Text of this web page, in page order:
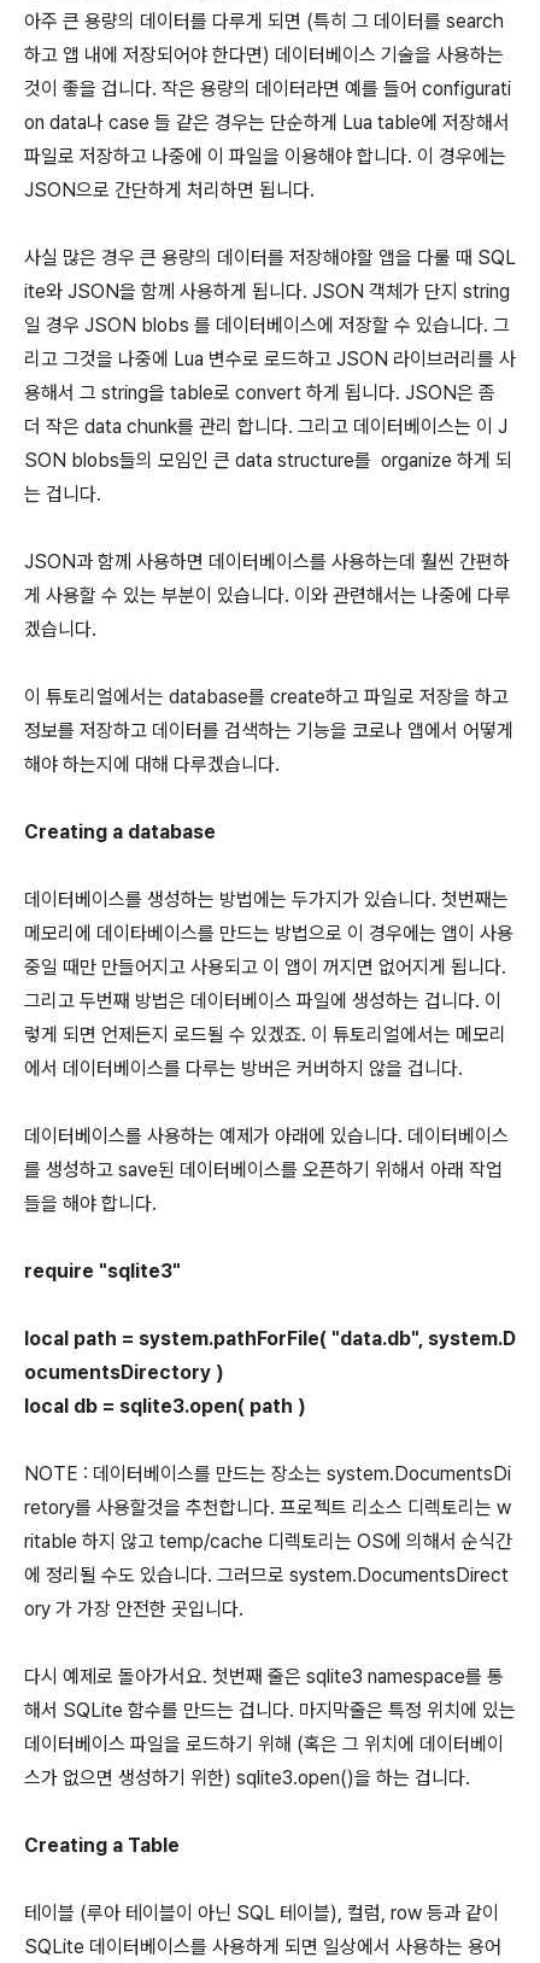
아주 큰 용량의 데이터를 다루게 되면 (특히 그 데이터를 search
하고 앱 내에 저장되어야 한다면) 데이터베이스 기술을 사용하는
것이 좋을 겁니다. 작은 용량의 데이터라면 예를 들어 configurati
on data나 case 들 같은 경우는 단순하게 Lua table에 저장해서
파일로 저장하고 나중에 이 파일을 이용해야 합니다. 이 경우에는
JSON으로 간단하게 처리하면 됩니다.
사실 많은 경우 큰 용량의 데이터를 저장해야할 앱을 다룰 때 SQL
ite와 JSON을 함께 사용하게 됩니다. JSON 객체가 단지 string
일 경우 JSON blobs 를 데이터베이스에 저장할 수 있습니다. 그
리고 그것을 나중에 Lua 변수로 로드하고 JSON 라이브러리를 사
용해서 그 string을 table로 convert 하게 됩니다. JSON은 좀
더 작은 data chunk를 관리 합니다. 그리고 데이터베이스는 이 J
SON blobs들의 모임인 큰 data structure를 organize 하게 되
는 겁니다.
JSON과 함께 사용하면 데이터베이스를 사용하는데 훨씬 간편하
게 사용할 수 있는 부분이 있습니다. 이와 관련해서는 나중에 다루
겠습니다.
이 튜토리얼에서는 database를 create하고 파일로 저장을 하고
정보를 저장하고 데이터를 검색하는 기능을 코로나 앱에서 어떻게
해야 하는지에 대해 다루겠습니다.
Creating a database
데이터베이스를 생성하는 방법에는 두가지가 있습니다. 첫번째는
메모리에 데이타베이스를 만드는 방법으로 이 경우에는 앱이 사용
중일 때만 만들어지고 사용되고 이 앱이 꺼지면 없어지게 됩니다.
그리고 두번째 방법은 데이터베이스 파일에 생성하는 겁니다. 이
렇게 되면 언제든지 로드될 수 있겠죠. 이 튜토리얼에서는 메모리
에서 데이터베이스를 다루는 방버은 커버하지 않을 겁니다.
데이터베이스를 사용하는 예제가 아래에 있습니다. 데이터베이스
를 생성하고 save된 데이터베이스를 오픈하기 위해서 아래 작업
들을 해야 합니다.
require "sqlite3"
local path = system.pathForFile( "data.db", system.D
ocumentsDirectory )
local db = sqlite3.open( path )
NOTE : 데이터베이스를 만드는 장소는 system.DocumentsDi
retory를 사용할것을 추천합니다. 프로젝트 리소스 디렉토리는 w
ritable 하지 않고 temp/cache 디렉토리는 OS에 의해서 순식간
에 정리될 수도 있습니다. 그러므로 system.DocumentsDirect
ory 가 가장 안전한 곳입니다.
다시 예제로 돌아가서요. 첫번째 줄은 sqlite3 namespace를 통
해서 SQLite 함수를 만드는 겁니다. 마지막줄은 특정 위치에 있는
데이터베이스 파일을 로드하기 위해 (혹은 그 위치에 데이터베이
스가 없으면 생성하기 위한) sqlite3.open()을 하는 겁니다.
Creating a Table
테이블 (루아 테이블이 아닌 SQL 테이블), 컬럼, row 등과 같이
SQLite 데이터베이스를 사용하게 되면 일상에서 사용하는 용어